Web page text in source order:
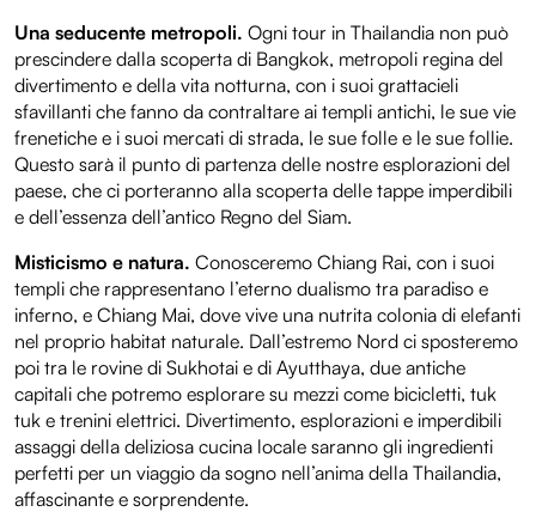
Una seducente metropoli. Ogni tour in Thailandia non può
prescindere dalla scoperta di Bangkok, metropoli regina del
divertimento e della vita notturna, con i suoi grattacieli
sfavillanti che fanno da contraltare ai templi antichi, le sue vie
frenetiche e i suoi mercati di strada, le sue folle e le sue follie.
Questo sarà il punto di partenza delle nostre esplorazioni del
paese, che ci porteranno alla scoperta delle tappe imperdibili
e dell’essenza dell’antico Regno del Siam.
Misticismo e natura. Conosceremo Chiang Rai, con i suoi
templi che rappresentano l’eterno dualismo tra paradiso e
inferno, e Chiang Mai, dove vive una nutrita colonia di elefanti
nel proprio habitat naturale. Dall’estremo Nord ci sposteremo
poi tra le rovine di Sukhotai e di Ayutthaya, due antiche
capitali che potremo esplorare su mezzi come bicicletti, tuk
tuk e trenini elettrici. Divertimento, esplorazioni e imperdibili
assaggi della deliziosa cucina locale saranno gli ingredienti
perfetti per un viaggio da sogno nell’anima della Thailandia,
affascinante e sorprendente.